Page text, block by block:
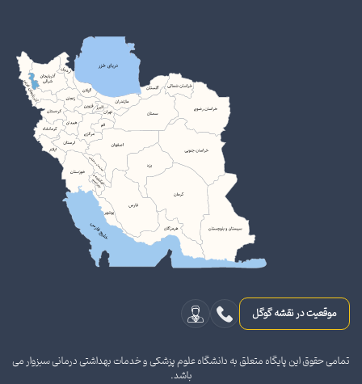
موقعیت در نقشه گوگل
تمامی حقوق این پایگاه متعلق به دانشگاه علوم پزشکی و خدمات بهداشتی درمانی سبزوار می
باشد.